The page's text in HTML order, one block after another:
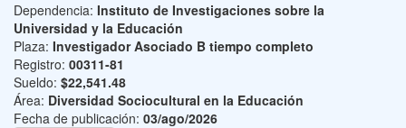
Dependencia: Instituto de Investigaciones sobre la
Universidad y la Educación
Plaza: Investigador Asociado B tiempo completo
Registro: 00311-81
Sueldo: $22,541.48
Área: Diversidad Sociocultural en la Educación
Fecha de publicación: 03/ago/2026